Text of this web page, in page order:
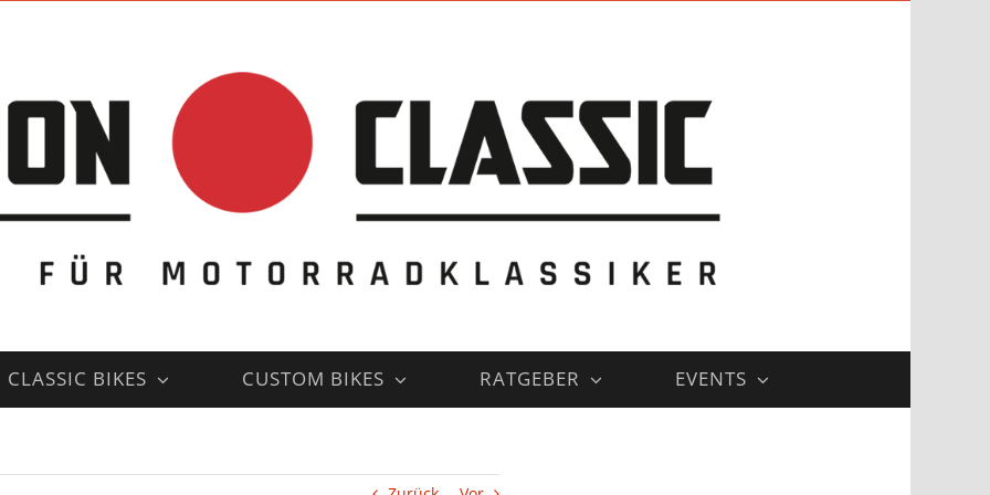
CLASSIC BIKES CUSTOM BIKES RATGEBER EVENTS